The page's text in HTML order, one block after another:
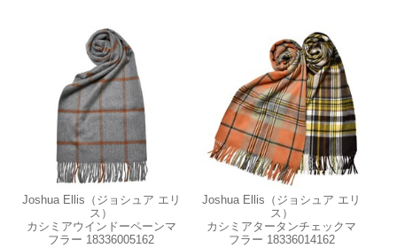
Joshua Ellis（ジョシュア エリ
ス）
カシミアウインドーペーンマ
フラー 18336005162
Joshua Ellis（ジョシュア エリ
ス）
カシミアタータンチェックマ
フラー 18336014162